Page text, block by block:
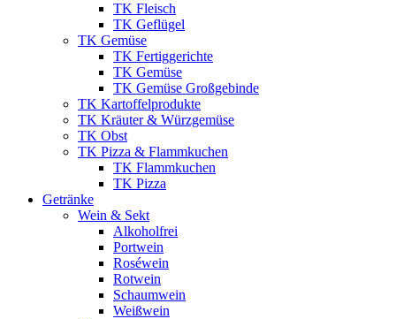
TK Fleisch
TK Geflügel
TK Gemüse
TK Fertiggerichte
TK Gemüse
TK Gemüse Großgebinde
TK Kartoffelprodukte
TK Kräuter & Würzgemüse
TK Obst
TK Pizza & Flammkuchen
TK Flammkuchen
TK Pizza
Getränke
Wein & Sekt
Alkoholfrei
Portwein
Roséwein
Rotwein
Schaumwein
Weißwein